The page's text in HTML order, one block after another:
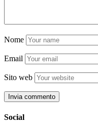
Nome
Email
Sito web
Social